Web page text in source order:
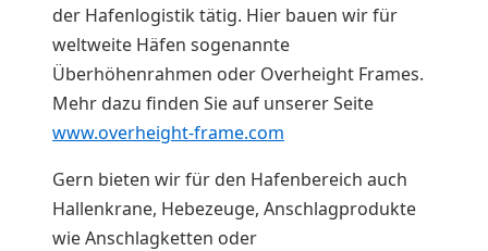
der Hafenlogistik tätig. Hier bauen wir für
weltweite Häfen sogenannte
Überhöhenrahmen oder Overheight Frames.
Mehr dazu finden Sie auf unserer Seite
www.overheight-frame.com
Gern bieten wir für den Hafenbereich auch
Hallenkrane, Hebezeuge, Anschlagprodukte
wie Anschlagketten oder